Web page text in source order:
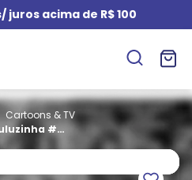
juros acima de R$ 100
Cartoons & TV
#